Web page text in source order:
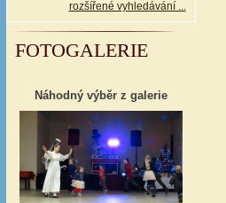
rozšířené vyhledávání ...
FOTOGALERIE
Náhodný výběr z galerie